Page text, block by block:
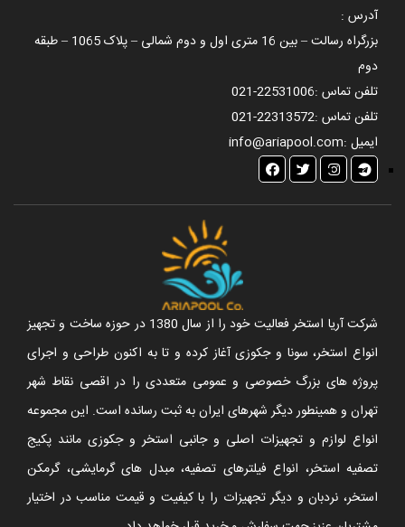
آدرس :
بزرگراه رسالت – بین 16 متری اول و دوم شمالی – پلاک 1065 – طبقه
دوم
تلفن تماس :021-22531006
تلفن تماس :021-22313572
ایمیل :info@ariapool.com
شرکت آریا استخر فعالیت خود را از سال 1380 در حوزه ساخت و تجهیز
انواع استخر، سونا و جکوزی آغاز کرده و تا به اکنون طراحی و اجرای
پروژه های بزرگ خصوصی و عمومی متعددی را در اقصی نقاط شهر
تهران و همینطور دیگر شهرهای ایران به ثبت رسانده است. این مجموعه
انواع لوازم و تجهیزات اصلی و جانبی استخر و جکوزی مانند پکیج
تصفیه استخر، انواع فیلترهای تصفیه، مبدل های گرمایشی، گرمکن
استخر، نردبان و دیگر تجهیزات را با کیفیت و قیمت مناسب در اختیار